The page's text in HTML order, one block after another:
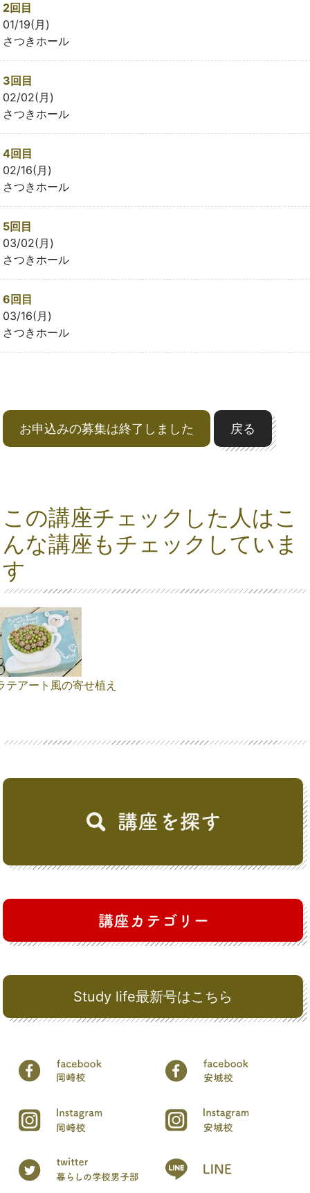
Study life最新号はこちら
2回目
01/19(月)
さつきホール
3回目
02/02(月)
さつきホール
4回目
02/16(月)
さつきホール
5回目
03/02(月)
さつきホール
6回目
03/16(月)
さつきホール
お申込みの募集は終了しました 戻る
この講座チェックした人はこ
んな講座もチェックしていま
す
テアート風の寄せ植え